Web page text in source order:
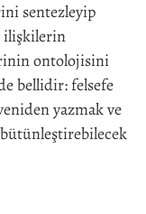
sentezleyip
ilişkilerin
ontolojisini
bellidir: felsefe
yazmak ve